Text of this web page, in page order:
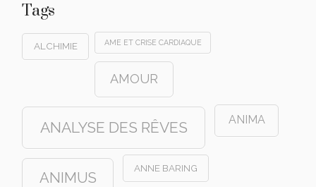
Tags
ALCHIMIE AME ET CRISE CARDIAQUE
AMOUR
ANALYSE DES RÊVES ANIMA
ANIMUS
ANNE BARING